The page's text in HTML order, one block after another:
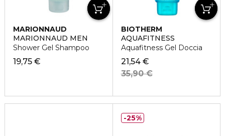
MARIONNAUD
MARIONNAUD MEN
Shower Gel Shampoo
19,75 €
BIOTHERM
AQUAFITNESS
Aquafitness Gel Doccia
21,54 €
35,90 €
25%